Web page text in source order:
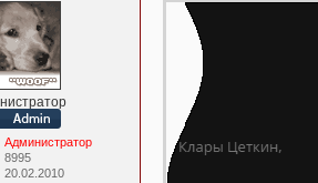
Администратор
8995
20.02.2010